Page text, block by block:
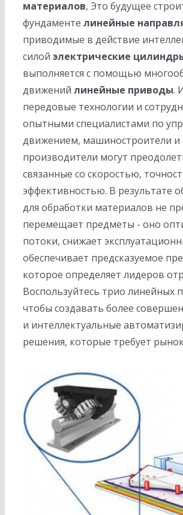
материалов, Это будущее
фундаменте линейные
приводимые в действие
силой электрические
выполняется с помощью
движений линейные приводы.
передовые технологии и
опытными специалистами по
движением, машиностроители и
производители могут
связанные со скоростью,
эффективностью. В результате
для обработки материалов не
перемещает предметы - оно
потоки, снижает
обеспечивает предсказуемое
которое определяет лидеров
Воспользуйтесь трио линейных
чтобы создавать более
и интеллектуальные
решения, которые требует